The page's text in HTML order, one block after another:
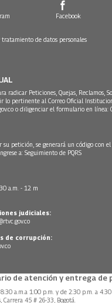
Facebook
de datos personales
radicar Peticiones, Quejas, Reclamos,
lo pertinente al Correo Oficial
o diligenciar el formulario en línea:
su petición, se generará un código con
a: Seguimiento de PQRS
a.m. - 12 m
judiciales:
de corrupción:
de atención y entrega de
a.m.a 1:00 p.m. y de 2:30 p.m. a 4:30
Carrera 45 # 26-33, Bogotá.